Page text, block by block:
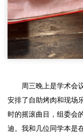
周三晚上是学术会
安排了自助烤肉和现场
时的摇滚曲目，组委会
迪。我和几位同学本是